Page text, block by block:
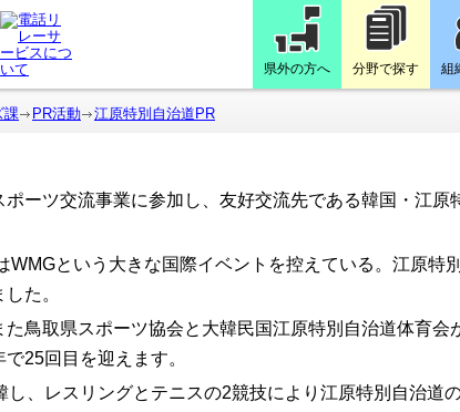
県外の方へ 分野で探す 組
課 PR活動 江原特別自治道PR
ーツ交流事業に参加し、友好交流先である韓国・江原
という大きな国際イベントを控えている。江原特
た。
鳥取県スポーツ協会と大韓民国江原特別自治道体育会
25回目を迎えます。
、レスリングとテニスの2競技により江原特別自治道